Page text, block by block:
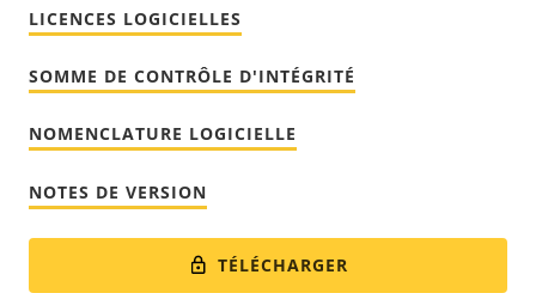
LICENCES LOGICIELLES
SOMME DE CONTRÔLE D'INTÉGRITÉ
NOMENCLATURE LOGICIELLE
NOTES DE VERSION
TÉLÉCHARGER